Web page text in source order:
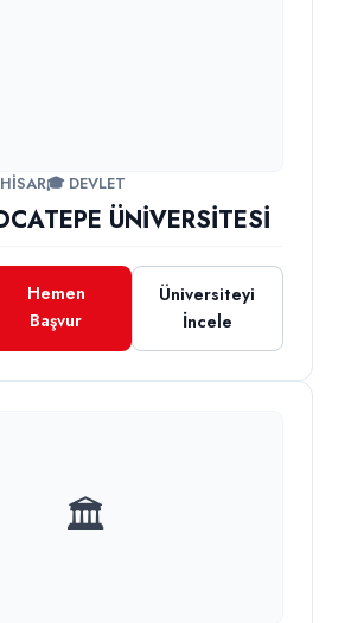
🎓 DEVLET
ÜNİVERSİTESİ
Hemen
Başvur
Üniversiteyi
İncele
🏛️